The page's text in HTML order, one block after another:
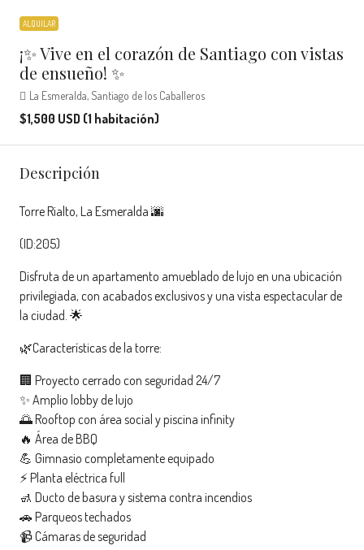
ALQUILAR
¡✨ Vive en el corazón de Santiago con vistas
de ensueño! ✨
La Esmeralda, Santiago de los Caballeros
$1,500 USD (1 habitación)
Descripción
Torre Rialto, La Esmeralda 🌆
(ID:205)
Disfruta de un apartamento amueblado de lujo en una ubicación
privilegiada, con acabados exclusivos y una vista espectacular de
la ciudad. 🌟
🌿Características de la torre:
🏢 Proyecto cerrado con seguridad 24/7
✨ Amplio lobby de lujo
🌅 Rooftop con área social y piscina infinity
🔥 Área de BBQ
💪 Gimnasio completamente equipado
⚡ Planta eléctrica full
🚮 Ducto de basura y sistema contra incendios
🚗 Parqueos techados
📹 Cámaras de seguridad